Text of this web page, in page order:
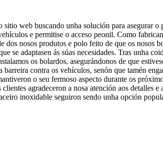
web buscando unha solución para asegurar
e permitise o acceso peonil. Como
nosos produtos e polo feito de que os nosos
se adaptasen ás súas necesidades. Tras unha
os bolardos, asegurándonos de que
contra os vehículos, senón que tamén
o seu fermoso aspecto durante os
agradeceron a nosa atención aos detalles
inoxidable seguiron sendo unha opción